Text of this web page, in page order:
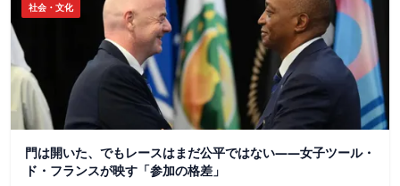
社会・文化
門は開いた、でもレースはまだ公平ではない――女子ツール・
ド・フランスが映す「参加の格差」